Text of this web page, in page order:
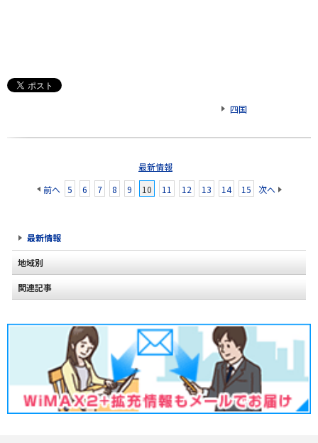
四国
最新情報
前へ
5 6 7 8 9 10 11 12 13 14 15 次へ
最新情報
地域別
北海道
甲信越
北陸
関連記事